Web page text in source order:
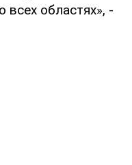
всех областях», -